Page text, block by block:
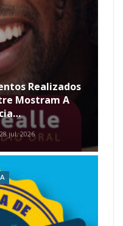
Realizados
Mostram A
28 jul, 2026